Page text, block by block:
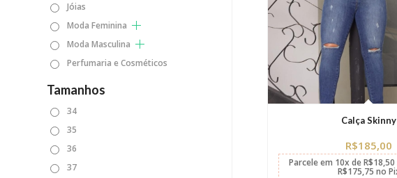
Calça Skinny
R$185,00
Parcele em 10xdeR$18,50
R$175,75 no
Jóias
Moda Feminina
Moda Masculina
Perfumaria e Cosméticos
Tamanhos
34
35
36
37